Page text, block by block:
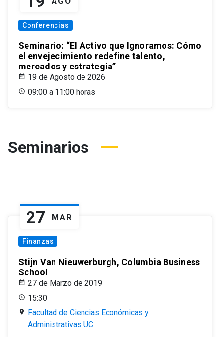
Conferencias
Seminario: “El Activo que Ignoramos: Cómo
el envejecimiento redefine talento,
mercados y estrategia”
19 de Agosto de 2026
09:00 a 11:00 horas
Seminarios
27 MAR
Finanzas
Stijn Van Nieuwerburgh, Columbia Business
School
27 de Marzo de 2019
15:30
Facultad de Ciencias Económicas y
Administrativas UC